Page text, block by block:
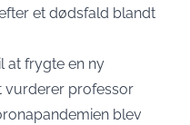
et dødsfald blandt
at frygte en ny
vurderer professor
blev